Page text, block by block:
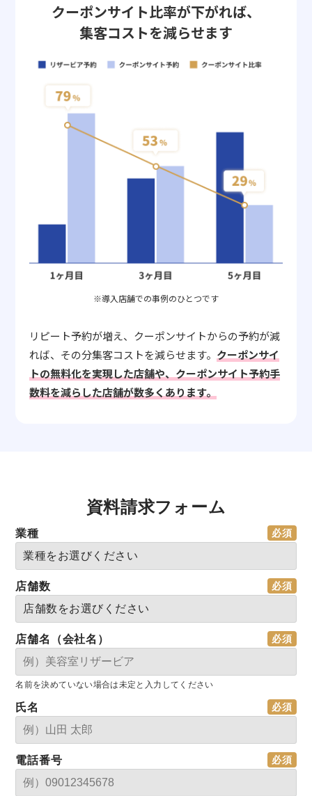
クーポンサイト比率が下がれば、
集客コストを減らせます
※導入店舗での事例のひとつです
リピート予約が増え、クーポンサイトからの予約が減
れば、その分集客コストを減らせます。クーポンサイ
トの無料化を実現した店舗や、クーポンサイト予約手
数料を減らした店舗が数多くあります。
資料請求フォーム
業種
店舗数
店舗名（会社名）
名前を決めていない場合は未定と入力してください
氏名
電話番号